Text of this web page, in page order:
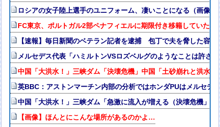
ロシアの女子陸上選手のユニフォーム、凄いことになる（画像・
FC東京、ポルトガル2部ペナフィエルに期限付き移籍していた
【速報】毎日新聞のベテラン記者を逮捕 包丁で夫を脅した容疑
メルセデス代表「ハミルトンVSロズベルグのようなことは許さ
中国「大洪水！」三峡ダム「決壊危機」中国「土砂崩れと洪水
英BBC：アストンマーチン内部の分析ではホンダPUはメルセデ
中国「大洪水！」三峡ダム「急激に流入が増える（決壊危機」
【画像】ほんとにこんな場所があるのかよ…